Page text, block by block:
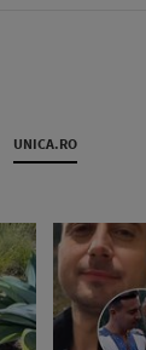
UNICA.RO